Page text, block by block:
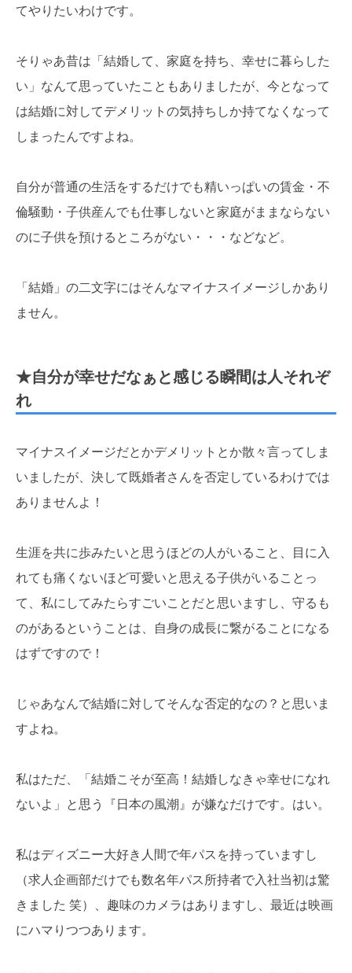
てやりたいわけです。
そりゃあ昔は「結婚して、家庭を持ち、幸せに暮らした
い」なんて思っていたこともありましたが、今となって
は結婚に対してデメリットの気持ちしか持てなくなって
しまったんですよね。
自分が普通の生活をするだけでも精いっぱいの賃金・不
倫騒動・子供産んでも仕事しないと家庭がままならない
のに子供を預けるところがない・・・などなど。
「結婚」の二文字にはそんなマイナスイメージしかあり
ません。
★自分が幸せだなぁと感じる瞬間は人それぞ
れ
マイナスイメージだとかデメリットとか散々言ってしま
いましたが、決して既婚者さんを否定しているわけでは
ありませんよ！
生涯を共に歩みたいと思うほどの人がいること、目に入
れても痛くないほど可愛いと思える子供がいることっ
て、私にしてみたらすごいことだと思いますし、守るも
のがあるということは、自身の成長に繋がることになる
はずですので！
じゃあなんで結婚に対してそんな否定的なの？と思いま
すよね。
私はただ、「結婚こそが至高！結婚しなきゃ幸せになれ
ないよ」と思う『日本の風潮』が嫌なだけです。はい。
私はディズニー大好き人間で年パスを持っていますし
（求人企画部だけでも数名年パス所持者で入社当初は驚
きました 笑）、趣味のカメラはありますし、最近は映画
にハマりつつあります。